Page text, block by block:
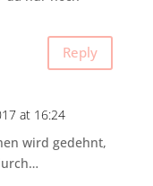
Reply
at 16:24
wird gedehnt,